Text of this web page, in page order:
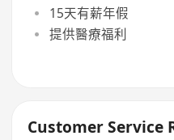
15天有薪年假
提供醫療福利
Customer Service